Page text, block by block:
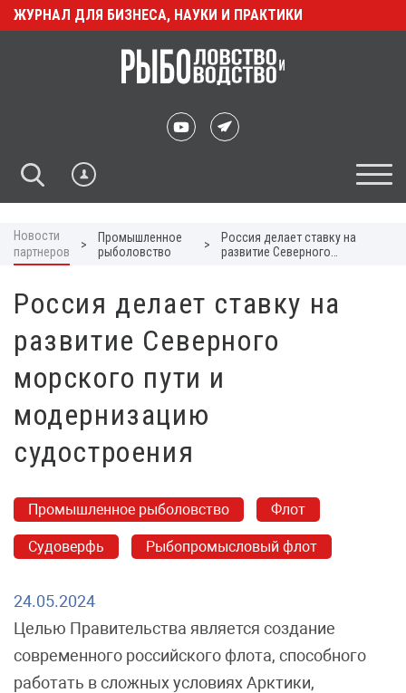
ЖУРНАЛ ДЛЯ БИЗНЕСА, НАУКИ И ПРАКТИКИ
Новости
партнеров
>
Промышленное
рыболовство
>
Россия делает ставку на
развитие Северного
судостроения
Россия делает ставку на
развитие Северного
морского пути и
модернизацию
судостроения
Промышленное рыболовство Флот
Судоверфь Рыбопромысловый флот
24.05.2024
Целью Правительства является создание
современного российского флота, способного
работать в сложных условиях Арктики,